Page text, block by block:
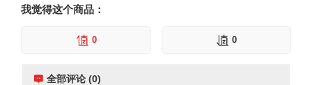
我觉得这个商品：
0 0
全部评论 (0)